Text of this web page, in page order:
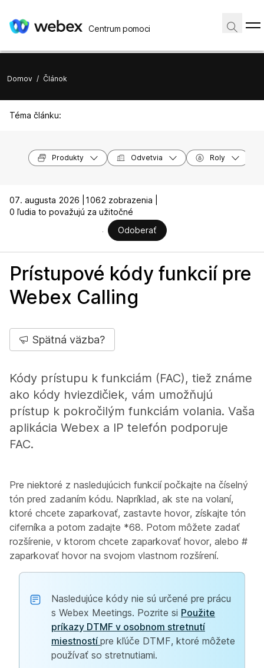
Centrum pomoci
Domov / Článok
Téma článku:
Produkty Odvetvia Roly
07. augusta 2026 |
1062 zobrazenia |
0 ľudia to považujú za užitočné
Odoberať
Prístupové kódy funkcií pre
Webex Calling
Spätná väzba?
Kódy prístupu k funkciám (FAC), tiež známe
ako kódy hviezdičiek, vám umožňujú
prístup k pokročilým funkciám volania. Vaša
aplikácia Webex a IP telefón podporuje
FAC.
Pre niektoré z nasledujúcich funkcií počkajte na číselný
tón pred zadaním kódu. Napríklad, ak ste na volaní,
ktoré chcete zaparkovať, zastavte hovor, získajte tón
ciferníka a potom zadajte *68. Potom môžete zadať
rozšírenie, v ktorom chcete zaparkovať hovor, alebo #
zaparkovať hovor na svojom vlastnom rozšírení.
Nasledujúce kódy nie sú určené pre prácu
s Webex Meetings. Pozrite si Použite
príkazy DTMF v osobnom stretnutí
miestností pre kľúče DTMF, ktoré môžete
používať so stretnutiami.